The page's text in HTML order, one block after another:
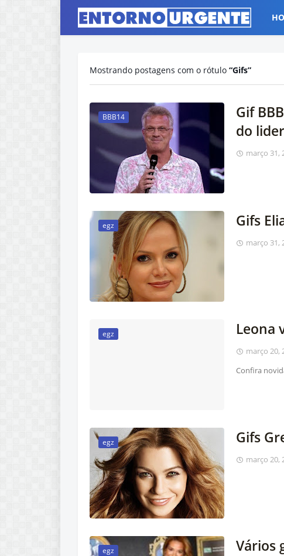
Mostrando postagens com o rótulo Gifs
BBB14
Gif
do lider
março 31,
egz Gifs
março 31,
egz Leona
março 20,
Confira
egz Gifs
março 20,
egz Vários